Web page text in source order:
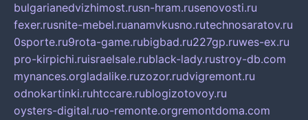
bulgarianedvizhimost.rusn-hram.rusenovosti.ru
fexer.rusnite-mebel.ruanamvkusno.rutechnosaratov.ru
0sporte.ru9rota-game.rubigbad.ru227gp.ruwes-ex.ru
pro-kirpichi.ruisraelsale.rublack-lady.rustroy-db.com
mynances.orgladalike.ruzozor.rudvigremont.ru
odnokartinki.ruhtccare.rublogizotovoy.ru
oysters-digital.ruo-remonte.orgremontdoma.com